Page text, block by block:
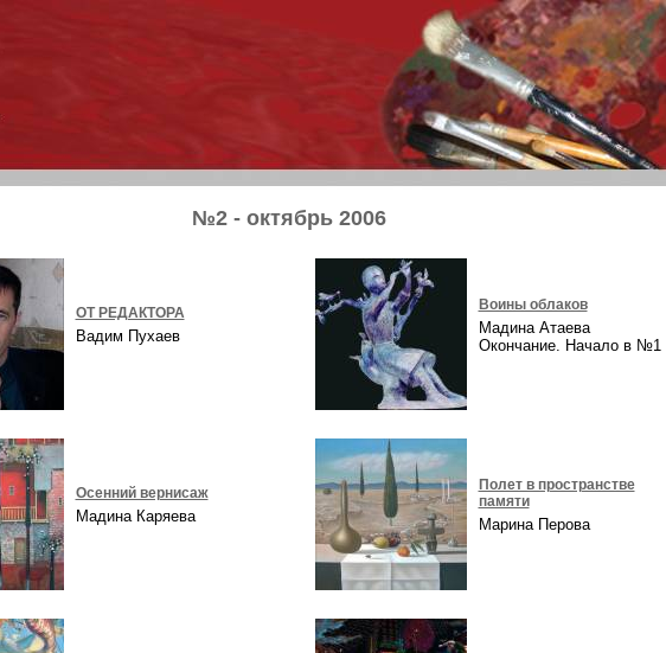
№2 - октябрь 2006
ОТ РЕДАКТОРА
Вадим Пухаев
Осенний вернисаж
Мадина Каряева
Воины облаков
Мадина Атаева
Окончание. Начало в №1
Полет в пространстве
памяти
Марина Перова